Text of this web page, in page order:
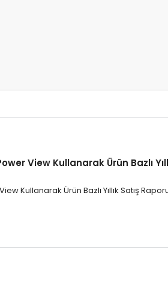
View Kullanarak Ürün Bazlı
Kullanarak Ürün Bazlı Yıllık Satış